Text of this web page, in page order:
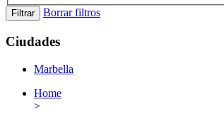
Filtrar Borrar filtros
Ciudades
Marbella
Home
>